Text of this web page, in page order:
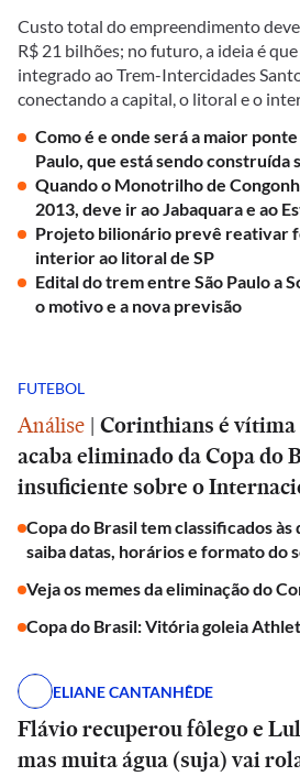
Custo total do empreendimento
R$ 21 bilhões; no futuro, a ideia é
integrado ao Trem-Intercidades
conectando a capital, o litoral e o
Como é e onde será a maior
Paulo, que está sendo construída
Quando o Monotrilho de
2013, deve ir ao Jabaquara e ao
Projeto bilionário prevê reativar
interior ao litoral de SP
Edital do trem entre São Paulo a
o motivo e a nova previsão
FUTEBOL
Análise | Corinthians é vítima
acaba eliminado da Copa
insuficiente sobre o
Copa do Brasil tem classificados
saiba datas, horários e formato do
Veja os memes da eliminação do
Copa do Brasil: Vitória goleia
ELIANE CANTANHÊDE
Flávio recuperou fôlego e
mas muita água (suja) vai